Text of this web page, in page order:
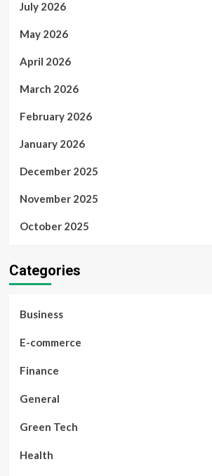
July 2026
May 2026
April 2026
March 2026
February 2026
January 2026
December 2025
November 2025
October 2025
Categories
Business
E-commerce
Finance
General
Green Tech
Health